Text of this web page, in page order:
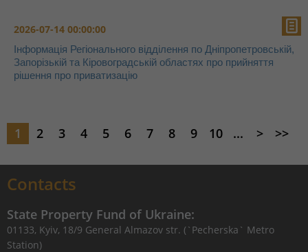
2026-07-14 00:00:00
Інформація Регіонального відділення по Дніпропетровській,
Запорізькій та Кіровоградській областях про прийняття
рішення про приватизацію
1 2 3 4 5 6 7 8 9 10 ... > >>
Contacts
State Property Fund of Ukraine:
01133, Kyiv, 18/9 General Almazov str. (`Pecherska` Metro
Station)